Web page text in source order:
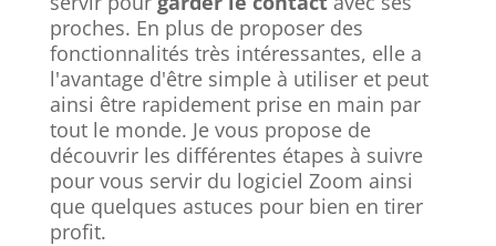
proches. En plus de proposer des
fonctionnalités très intéressantes, elle a
l'avantage d'être simple à utiliser et peut
ainsi être rapidement prise en main par
tout le monde. Je vous propose de
découvrir les différentes étapes à suivre
pour vous servir du logiciel Zoom ainsi
que quelques astuces pour bien en tirer
profit.